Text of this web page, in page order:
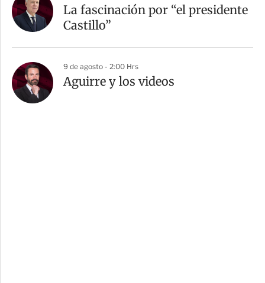
La fascinación por “el presidente
Castillo”
9 de agosto - 2:00 Hrs
Aguirre y los videos